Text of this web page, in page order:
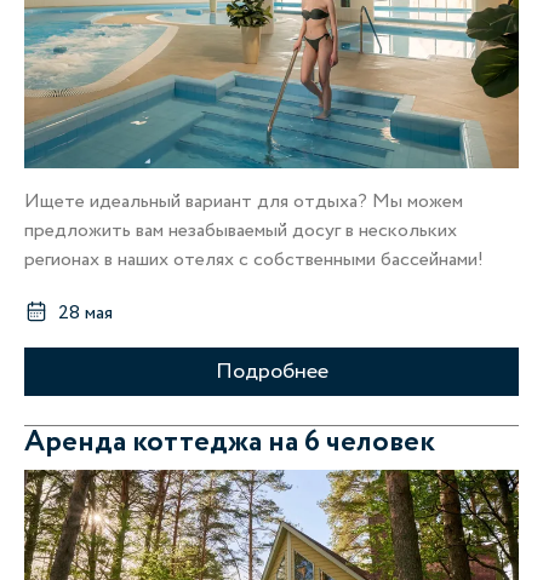
Ищете идеальный вариант для отдыха? Мы можем
предложить вам незабываемый досуг в нескольких
регионах в наших отелях с собственными бассейнами!
28 мая
Подробнее
Аренда коттеджа на 6 человек